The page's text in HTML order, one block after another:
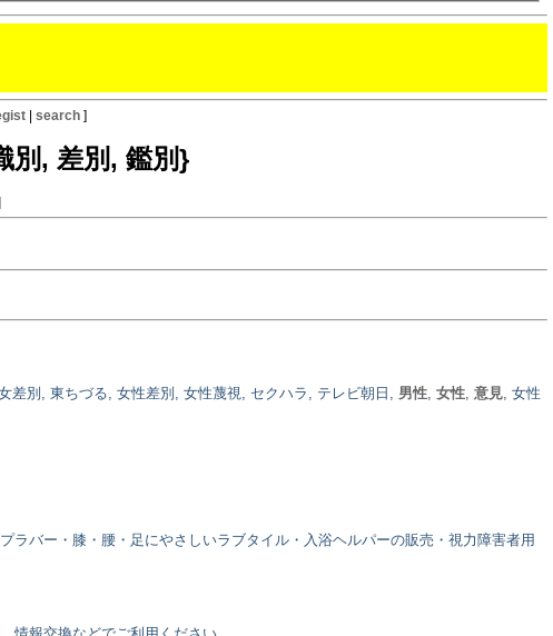
| search ]
, 差別, 鑑別}
差別, 東ちづる, 女性差別, 女性蔑視, セクハラ, テレビ朝日, 男性 女性 意見 , 女性
バー・膝・腰・足にやさしいラブタイル・入浴ヘルパーの販売・視力障害者用